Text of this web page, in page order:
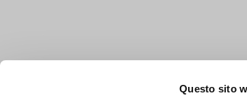
Questo sito